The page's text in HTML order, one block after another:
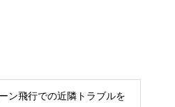
ン飛行での近隣トラブルを